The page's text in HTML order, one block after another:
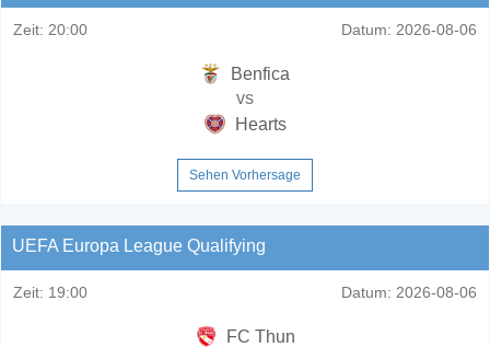
Zeit: 20:00 Datum: 2026-08-06
Benfica
vs
Hearts
Sehen Vorhersage
UEFA Europa League Qualifying
Zeit: 19:00 Datum: 2026-08-06
FC Thun